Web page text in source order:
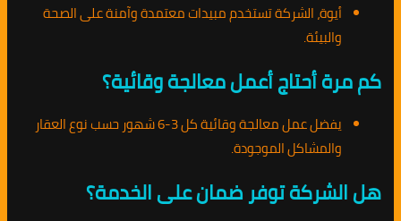
أيوة، الشركة تستخدم مبيدات معتمدة وآمنة على الصحة
والبيئة.
كم مرة أحتاج أعمل معالجة وقائية؟
يفضل عمل معالجة وقائية كل 3-6 شهور حسب نوع العقار
والمشاكل الموجودة.
هل الشركة توفر ضمان على الخدمة؟